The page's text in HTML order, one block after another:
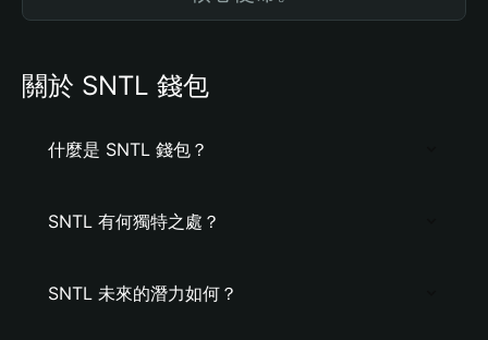
關於 SNTL 錢包
什麼是 SNTL 錢包？
SNTL 有何獨特之處？
SNTL 未來的潛力如何？